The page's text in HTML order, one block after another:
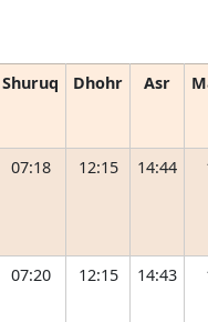
Shuruq Dhohr Asr
07:18 12:15 14:44
07:20 12:15 14:43